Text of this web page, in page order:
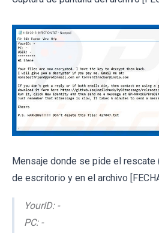
Mensaje donde se pide el
de escritorio y en el archivo
YourID: -
PC: -